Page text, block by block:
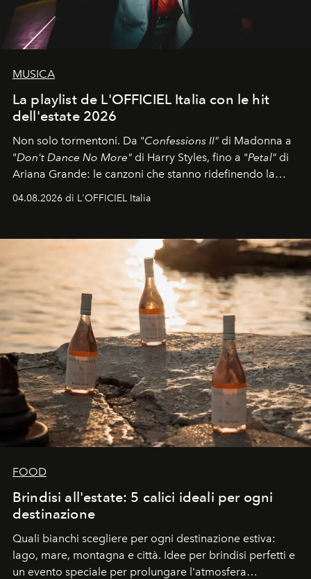
MUSICA
La playlist de L'OFFICIEL Italia con le hit
dell'estate 2026
Non solo tormentoni. Da "Confessions II" di Madonna a
"Don't Dance No More" di Harry Styles, fino a "Petal" di
Ariana Grande: le canzoni che stanno ridefinendo la
04.08.2026 di L'OFFICIEL Italia
FOOD
Brindisi all'estate: 5 calici ideali per ogni
destinazione
Quali bianchi scegliere per ogni destinazione estiva:
lago, mare, montagna e città. Idee per brindisi perfetti e
un evento speciale per prolungare l'atmosfera